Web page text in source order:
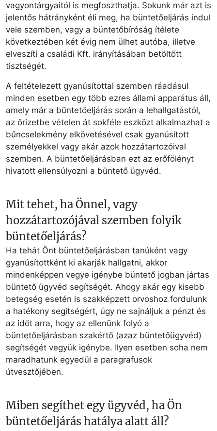
vagyontárgyaitól is megfoszthatja. Sokunk már azt is
jelentős hátrányként éli meg, ha büntetőeljárás indul
vele szemben, vagy a büntetőbíróság ítélete
következtében két évig nem ülhet autóba, illetve
elveszíti a családi Kft. irányításában betöltött
tisztségét.
A feltételezett gyanúsítottal szemben ráadásul
minden esetben egy több ezres állami apparátus áll,
amely már a büntetőeljárás során a lehallgatástól,
az őrizetbe vételen át sokféle eszközt alkalmazhat a
bűncselekmény elkövetésével csak gyanúsított
személyekkel vagy akár azok hozzátartozóival
szemben. A büntetőeljárásban ezt az erőfölényt
hivatott ellensúlyozni a büntető ügyvéd.
Mit tehet, ha Önnel, vagy
hozzátartozójával szemben folyik
büntetőeljárás?
Ha tehát Önt büntetőeljárásban tanúként vagy
gyanúsítottként ki akarják hallgatni, akkor
mindenképpen vegye igénybe büntető jogban jártas
büntető ügyvéd segítségét. Ahogy akár egy kisebb
betegség esetén is szakképzett orvoshoz fordulunk
a hatékony segítségért, úgy ne sajnáljuk a pénzt és
az időt arra, hogy az ellenünk folyó a
büntetőeljárásban szakértő (azaz büntetőügyvéd)
segítségét vegyük igénybe. Ilyen esetben soha nem
maradhatunk egyedül a paragrafusok
útvesztőjében.
Miben segíthet egy ügyvéd, ha Ön
büntetőeljárás hatálya alatt áll?